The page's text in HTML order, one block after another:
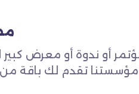
أو ندوة أو معرض
تقدم لك باقة